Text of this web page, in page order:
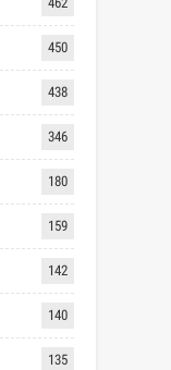
450
438
346
180
159
142
140
135